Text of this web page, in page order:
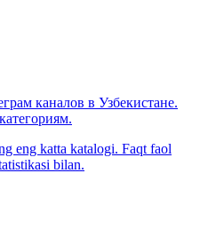
каналов в Узбекистане.
eng katta katalogi. Faqt faol
bilan.